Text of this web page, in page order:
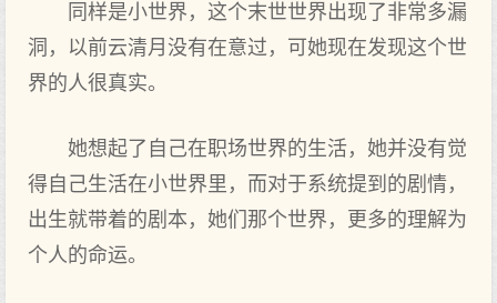
同样是小世界，这个末世世界出现了非常多漏
洞，以前云清月没有在意过，可她现在发现这个世
界的人很真实。
她想起了自己在职场世界的生活，她并没有觉
得自己生活在小世界里，而对于系统提到的剧情，
出生就带着的剧本，她们那个世界，更多的理解为
个人的命运。